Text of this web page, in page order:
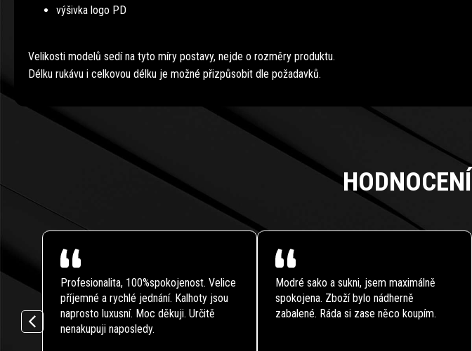
Profesionalita, 100%spokojenost. Velice
příjemné a rychlé jednání. Kalhoty jsou
naprosto luxusní. Moc děkuji. Určitě
nenakupuji naposledy.
Modré sako a sukni, jsem maximálně
spokojena. Zboží bylo nádherně
zabalené. Ráda si zase něco koupím.
výšivka logo PD
Velikosti modelů sedí na tyto míry postavy, nejde o rozměry produktu.
Délku rukávu i celkovou délku je možné přizpůsobit dle požadavků.